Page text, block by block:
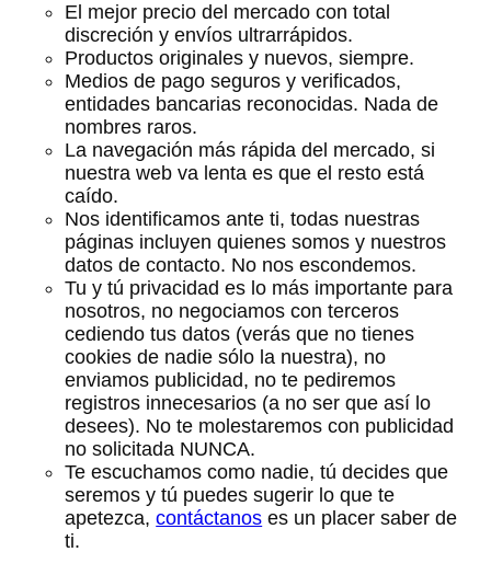
El mejor precio del mercado con total
discreción y envíos ultrarrápidos.
Productos originales y nuevos, siempre.
Medios de pago seguros y verificados,
entidades bancarias reconocidas. Nada de
nombres raros.
La navegación más rápida del mercado, si
nuestra web va lenta es que el resto está
caído.
Nos identificamos ante ti, todas nuestras
páginas incluyen quienes somos y nuestros
datos de contacto. No nos escondemos.
Tu y tú privacidad es lo más importante para
nosotros, no negociamos con terceros
cediendo tus datos (verás que no tienes
cookies de nadie sólo la nuestra), no
enviamos publicidad, no te pediremos
registros innecesarios (a no ser que así lo
desees). No te molestaremos con publicidad
no solicitada NUNCA.
Te escuchamos como nadie, tú decides que
seremos y tú puedes sugerir lo que te
apetezca,contáctanos es un placer saber de
ti.